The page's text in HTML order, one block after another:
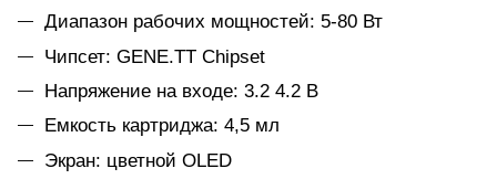
Диапазон рабочих мощностей: 5-80 Вт
Чипсет: GENE.TT Chipset
Напряжение на входе: 3.2 4.2 В
Емкость картриджа: 4,5 мл
Экран: цветной OLED